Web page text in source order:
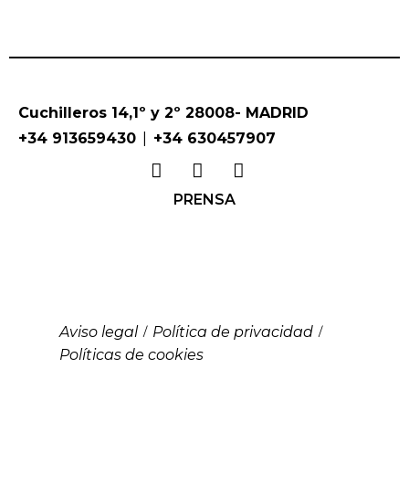
Cuchilleros 14,1º y 2º 28008- MADRID
+34 913659430 | +34 630457907
PRENSA
Aviso legal / Política de privacidad /
Políticas de cookies